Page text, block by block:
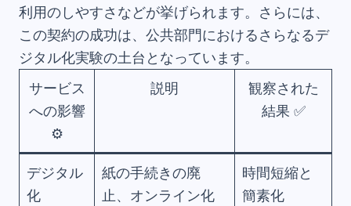
利用のしやすさなどが挙げられます。さらには、
この契約の成功は、公共部門におけるさらなるデ
ジタル化実験の土台となっています。
サービス
への影響
⚙️
説明
観察された
結果 ✅
デジタル
化
紙の手続きの廃
止、オンライン化
時間短縮と
簡素化